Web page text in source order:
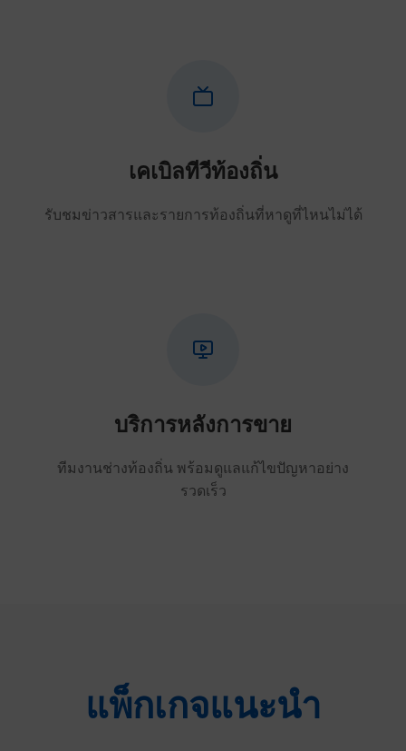
เคเบิลทีวีท้องถิ่น
รับชมข่าวสารและรายการท้องถิ่นที่หาดูที่ไหนไม่ได้
บริการหลังการขาย
ทีมงานช่างท้องถิ่น พร้อมดูแลแก้ไขปัญหาอย่าง
รวดเร็ว
แพ็กเกจแนะนำ